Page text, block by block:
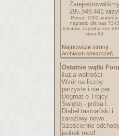
295.949.441
Ponad 1062 autorów
napisało dla nas 7343
tekstów. Zajęłyby one
stron A4
Najnowsze strony..
Archiwum streszczeń..
Ostatnie wątki
iluzja wolności
Wzór na liczby
parzyste i nie par..
Dogmat o Trójcy
Świętej - próba l..
Diabeł tasmański i
zaraźliwy nowo..
Sześcienne
jednak możl..